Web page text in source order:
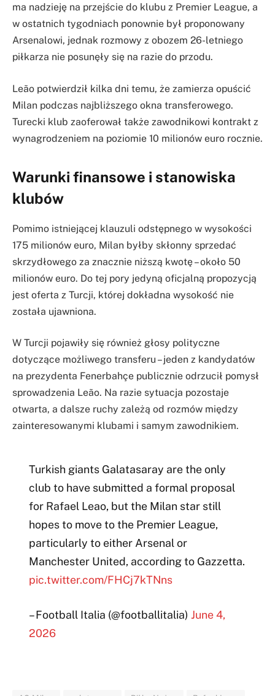
ma nadzieję na przejście do klubu z Premier League, a
w ostatnich tygodniach ponownie był proponowany
Arsenalowi, jednak rozmowy z obozem 26-letniego
piłkarza nie posunęły się na razie do przodu.
Leão potwierdził kilka dni temu, że zamierza opuścić
Milan podczas najbliższego okna transferowego.
Turecki klub zaoferował także zawodnikowi kontrakt z
wynagrodzeniem na poziomie 10 milionów euro rocznie.
Warunki finansowe i stanowiska
klubów
Pomimo istniejącej klauzuli odstępnego w wysokości
175 milionów euro, Milan byłby skłonny sprzedać
skrzydłowego za znacznie niższą kwotę – około 50
milionów euro. Do tej pory jedyną oficjalną propozycją
jest oferta z Turcji, której dokładna wysokość nie
została ujawniona.
W Turcji pojawiły się również głosy polityczne
dotyczące możliwego transferu – jeden z kandydatów
na prezydenta Fenerbahçe publicznie odrzucił pomysł
sprowadzenia Leão. Na razie sytuacja pozostaje
otwarta, a dalsze ruchy zależą od rozmów między
zainteresowanymi klubami i samym zawodnikiem.
Turkish giants Galatasaray are the only
club to have submitted a formal proposal
for Rafael Leao, but the Milan star still
hopes to move to the Premier League,
particularly to either Arsenal or
Manchester United, according to Gazzetta.
pic.twitter.com/FHCj7kTNns
– Football Italia (@footballitalia) June 4,
2026